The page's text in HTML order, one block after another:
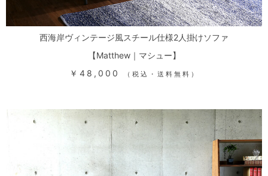
西海岸ヴィンテージ風スチール仕様2人掛けソファ
【Matthew｜マシュー】
￥48,000
（税込・送料無料）